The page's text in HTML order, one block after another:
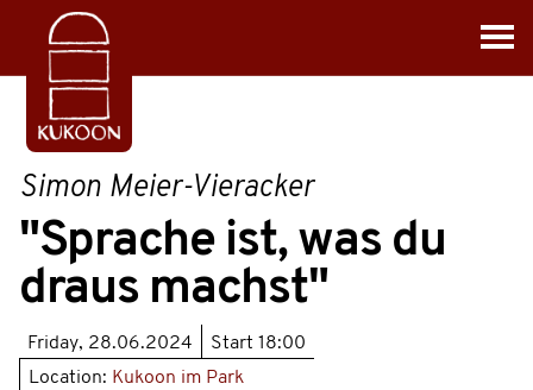
Simon Meier-Vieracker
"Sprache ist, was du
draus machst"
Friday, 28.06.2024 Start 18:00
Location: Kukoon im Park